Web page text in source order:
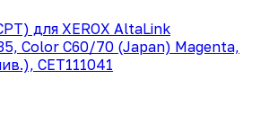
для XEROX AltaLink
Color C60/70 (Japan) Magenta,
CET111041